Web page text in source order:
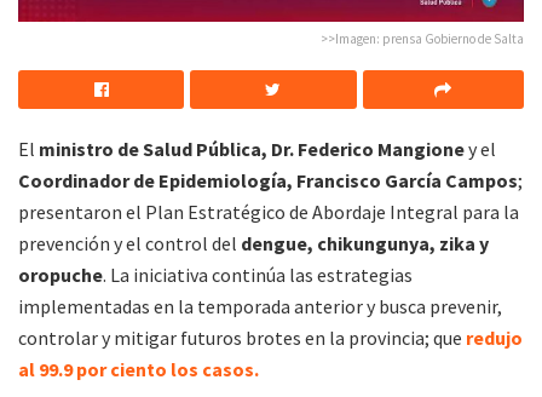
>>Imagen: prensa Gobierno de Salta
El ministro de Salud Pública, Dr. Federico Mangioney el
Coordinador de Epidemiología, Francisco García Campos;
presentaron el Plan Estratégico de Abordaje Integral para la
prevención y el control del dengue, chikungunya, zika y
oropuche. La iniciativa continúa las estrategias
implementadas en la temporada anterior y busca prevenir,
controlar y mitigar futuros brotes en la provincia; que redujo
al 99.9 por ciento los casos.